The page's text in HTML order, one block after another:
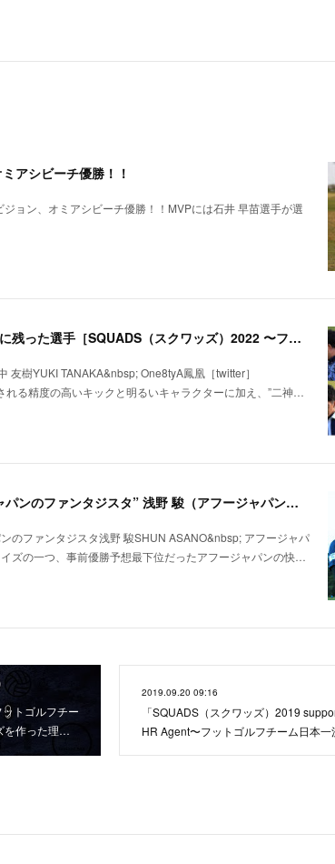
アシビーチ優勝！！
ョン、オミアシビーチ優勝！！MVPには石井 早苗選手が選
【ファイナル・グッドシックス】印象に残った選手［SQUADS（スクワッズ）2022 〜フットゴルフチーム日本一決定戦〜］
友樹YUKI TANAKA&nbsp; One8tyA鳳凰［twitter］
れる精度の高いキックと明るいキャラクターに加え、”二神…
【ファイナル・優秀選手】"アフージャパンのファンタジスタ” 浅野 駿（アフージャパン）［SQUADS（スクワッズ）2022 〜フットゴルフチーム日本一決定戦〜］
のファンタジスタ浅野 駿SHUN ASANO&nbsp; アフージャパ
ズの一つ、事前優勝予想最下位だったアフージャパンの快…
トゴルフチー
を作った理…
2019.09.20 09:16
「SQUADS（スクワッズ）2019
HR Agent〜フットゴルフチーム日本